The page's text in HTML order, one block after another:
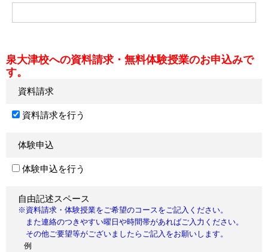
泉大津校への資料請求・無料体験授業のお申込みで
す。
資料請求
資料請求を行う
体験申込
体験申込を行う
自由記述スペース
※資料請求・体験授業をご希望のコースをご記入ください。
また連絡のつきやすい曜日や時間帯があればご入力ください。
その他ご要望等がございましたらご記入をお願いします。
例